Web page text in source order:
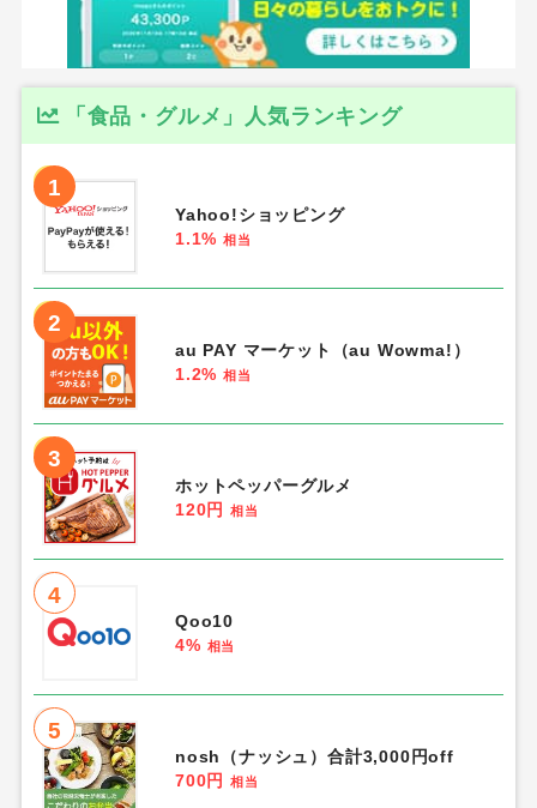
「食品・グルメ」人気ランキング
1
Yahoo!ショッピング
1.1% 相当
2
au PAY マーケット（au Wowma!）
1.2% 相当
3
ホットペッパーグルメ
120円
相当
4
Qoo10
4% 相当
5
nosh（ナッシュ）合計3,000円off
700円
相当